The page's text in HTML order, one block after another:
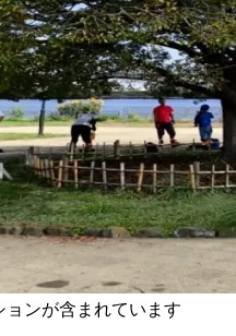
ョンが含まれています